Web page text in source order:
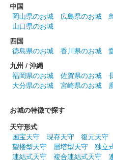
沼田城址 御城印
販売終了
沼田城跡 御城印
販売終了
沼田城跡 御城印 旧
中国
岡山県のお城
広島県のお城
山口県のお城
四国
徳島県のお城
香川県のお城
九州 / 沖縄
福岡県のお城
佐賀県のお城
大分県のお城
宮崎県のお城
お城の特徴で探す
天守形式
国宝天守
現存天守 復元天守
望楼型天守
層塔型天守 独立
連結式天守
複合連結式天守